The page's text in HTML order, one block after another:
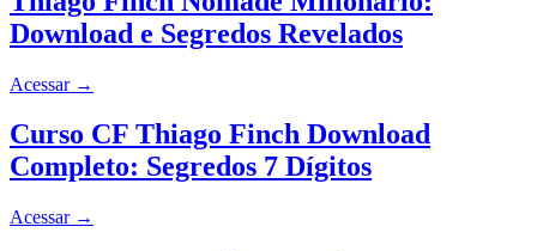
Download e Segredos Revelados
Acessar →
Curso CF Thiago Finch Download
Completo: Segredos 7 Dígitos
Acessar →